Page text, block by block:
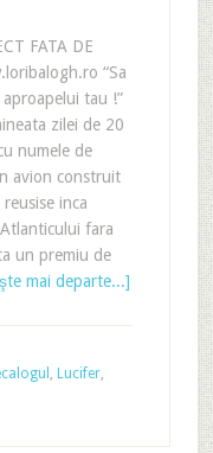
FATA DE
“Sa
tau !”
zilei de 20
numele de
avion construit
inca
fara
un premiu de
mai departe...]
, Lucifer,